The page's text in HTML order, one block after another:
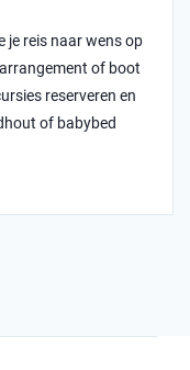
je reis naar wens op
of boot
reserveren en
of babybed